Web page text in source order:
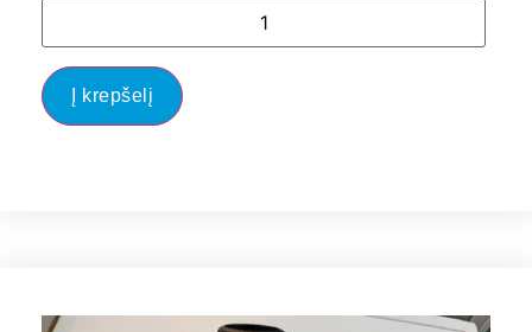
Į krepšelį